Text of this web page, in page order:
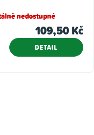
nedostupné
109,50 Kč
DETAIL